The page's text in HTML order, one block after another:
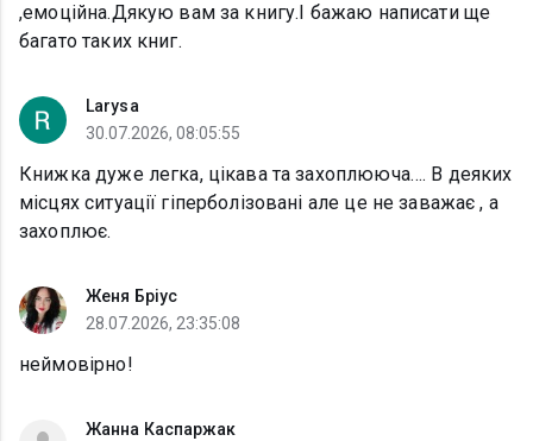
,емоційна.Дякую вам за книгу.І бажаю написати ще
багато таких книг.
Larysa
30.07.2026, 08:05:55
Книжка дуже легка, цікава та захоплююча…. В деяких
місцях ситуації гіперболізовані але це не заважає , а
захоплює.
Женя Бріус
28.07.2026, 23:35:08
неймовірно!
Жанна Каспаржак